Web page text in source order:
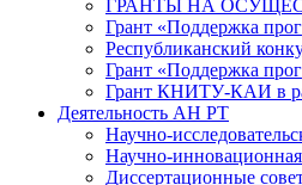
ГРАНТЫ НА
Грант «Поддержка
Республиканский
Грант «Поддержка
Грант КНИТУ-КАИ в
Деятельность АН РТ
Научно-
Научно-инновационная
Диссертационные